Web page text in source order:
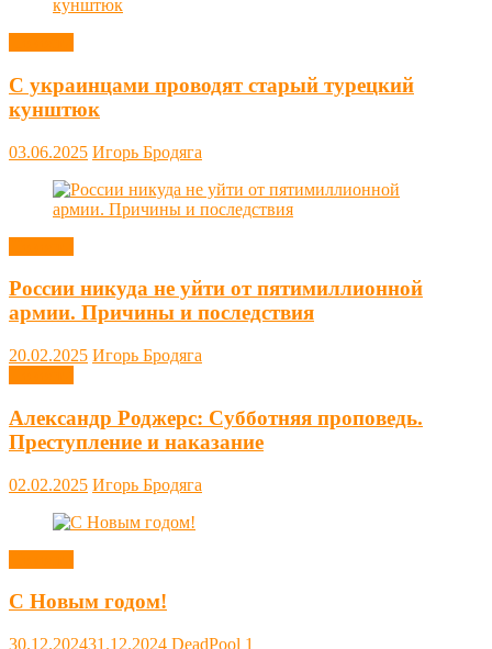
С украинцами проводят старый турецкий
кунштюк
03.06.2025 Игорь Бродяга
России никуда не уйти от пятимиллионной
армии. Причины и последствия
20.02.2025 Игорь Бродяга
Александр Роджерс: Субботняя проповедь.
Преступление и наказание
02.02.2025 Игорь Бродяга
С Новым годом!
30.12.202431.12.2024 DeadPool 1